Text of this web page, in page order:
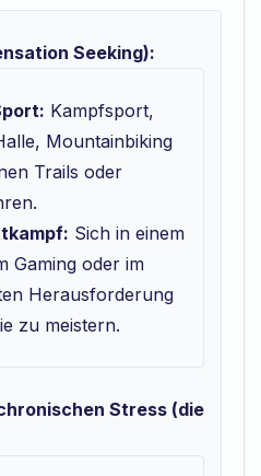
Seeking):
Kampfsport,
Mountainbiking
Trails oder
Sich in einem
Gaming oder im
Herausforderung
zu meistern.
Stress (die